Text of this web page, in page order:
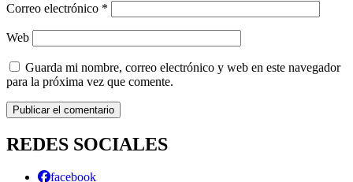
Correo electrónico *
Web
Guarda mi nombre, correo electrónico y web en este navegador
para la próxima vez que comente.
REDES SOCIALES
facebook